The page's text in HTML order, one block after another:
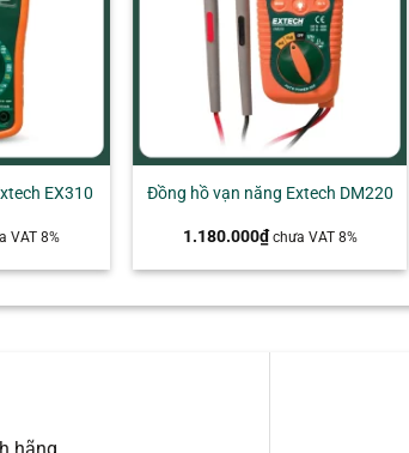
EX310
VAT 8%
Đồng hồ vạn năng Extech DM220
1.180.000₫ chưa VAT 8%